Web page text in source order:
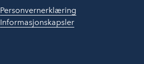
Personvernerklæring
Informasjonskapsler